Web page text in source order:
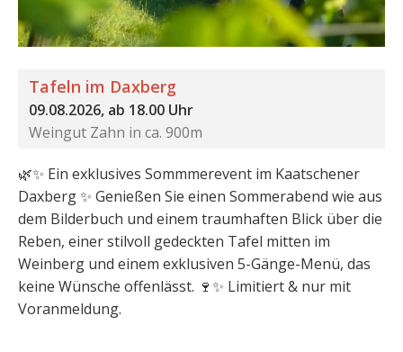
Tafeln im Daxberg
09.08.2026, ab 18.00 Uhr
Weingut Zahn in ca. 900m
🌿✨ Ein exklusives Sommmerevent im Kaatschener
Daxberg ✨ Genießen Sie einen Sommerabend wie aus
dem Bilderbuch und einem traumhaften Blick über die
Reben, einer stilvoll gedeckten Tafel mitten im
Weinberg und einem exklusiven 5-Gänge-Menü, das
keine Wünsche offenlässt. 🍷✨ Limitiert & nur mit
Voranmeldung.